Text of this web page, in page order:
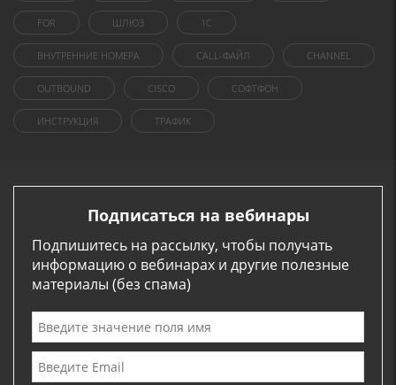
FOR ШЛЮЗ 1C
ВНУТРЕННИЕ НОМЕРА CALL-ФАЙЛ CHANNEL
OUTBOUND CISCO СОФТФОН
ИНСТРУКЦИЯ ТРАФИК
Подписаться на вебинары
Подпишитесь на рассылку, чтобы получать
информацию о вебинарах и другие полезные
материалы (без спама)